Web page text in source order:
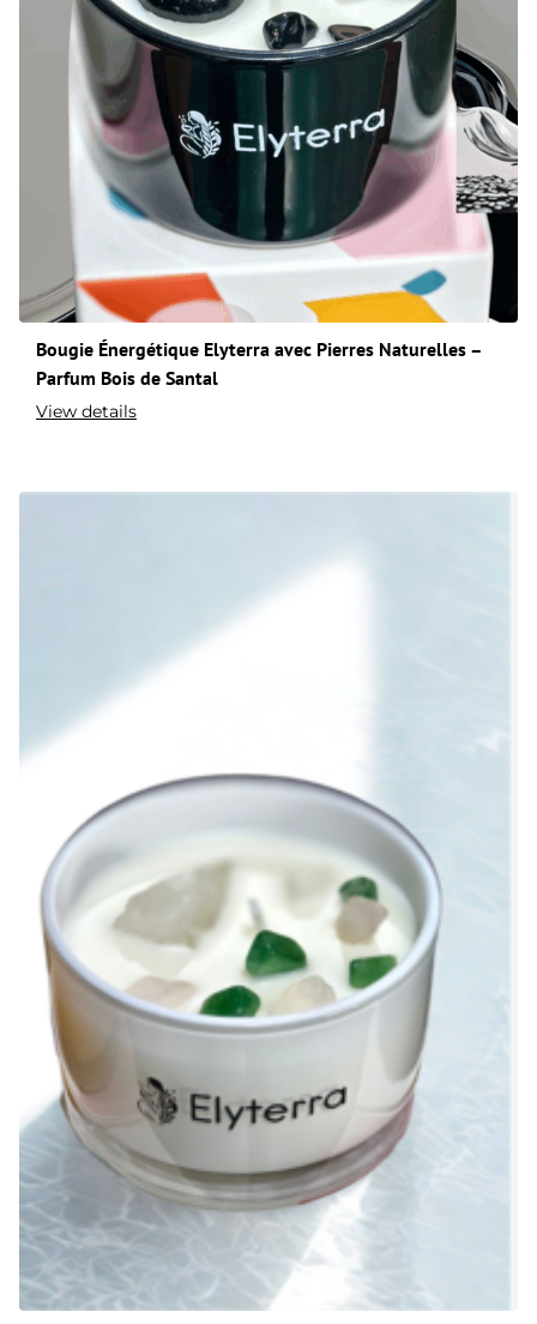
Bougie Énergétique Elyterra avec Pierres Naturelles –
Parfum Bois de Santal
View details